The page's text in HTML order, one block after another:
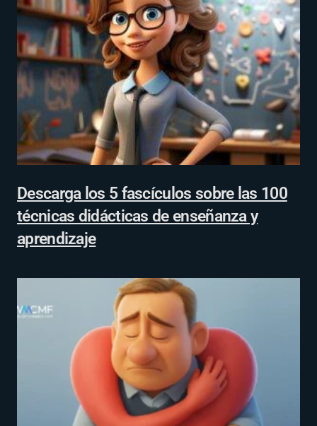
Descarga los 5 fascículos sobre las 100
técnicas didácticas de enseñanza y
aprendizaje